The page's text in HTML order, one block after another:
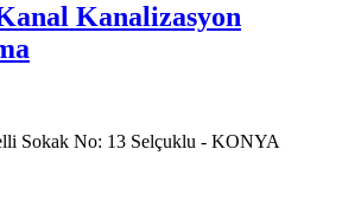
Kanalizasyon
Sokak No: 13 Selçuklu - KONYA